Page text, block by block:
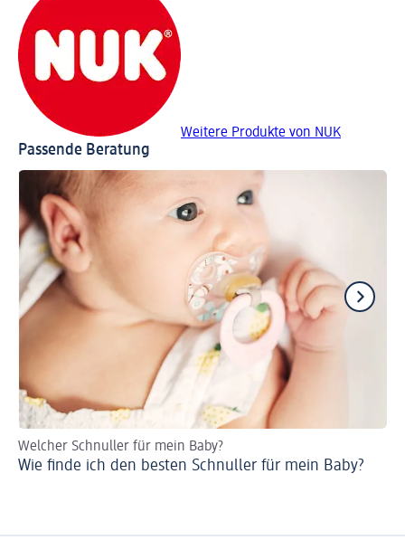
Weitere Produkte von NUK
Passende Beratung
Welcher Schnuller für mein Baby?
Wie finde ich den besten Schnuller für mein Baby?